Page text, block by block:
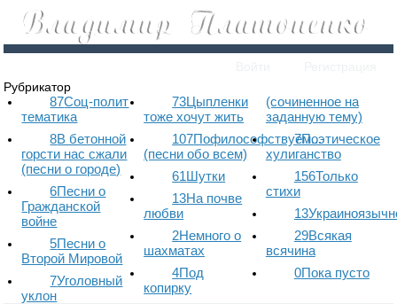
Рубрикатор
87Соц-полит
тематика
8В бетонной
горсти нас сжали
(песни о городе)
6Песни о
Гражданской
войне
5Песни о
Второй Мировой
7Уголовный
уклон
73Цыпленки
тоже хочут жить
107Пофилософствуем...
(песни обо всем)
61Шутки
13На почве
любви
2Немного о
шахматах
4Под
копирку
(сочиненное на
заданную тему)
7Поэтическое
хулиганство
156Только
стихи
13
29Всякая
всячина
0Пока пусто